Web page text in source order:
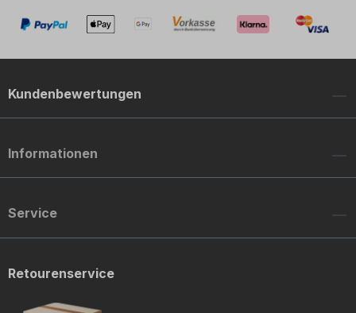
Kundenbewertungen
Informationen
Service
Retourenservice